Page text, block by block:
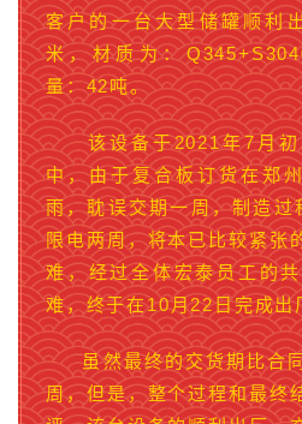
客户的一台大型储罐顺利
米，材质为：
量：42吨。
该设备于2021年7月初
中，由于复合板订货在郑
雨，耽误交期一周，制造
限电两周，将本已比较紧张
难，经过全体宏泰员工的
难，终于在10月22日完成出
虽然最终的交货期比合同
周，但是，整个过程和最终